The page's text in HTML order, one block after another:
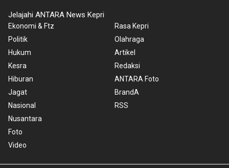
Jelajahi ANTARA News Kepri
Ekonomi & Ftz
Politik
Hukum
Kesra
Hiburan
Jagat
Nasional
Nusantara
Foto
Video
Rasa Kepri
Olahraga
Artikel
Redaksi
ANTARA Foto
BrandA
RSS